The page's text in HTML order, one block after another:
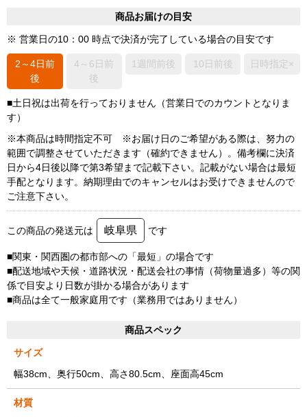
商品お届けの目安
※ 営業日の10：00 時点で決済が完了している場合の目安です
2～4日前
後
4～6日前
後
1週間前後 10日前後 日時指定×
■土日祝は出荷を行っておりません（営業日でのカウントとなりま
す）
※本商品は時間指定不可 ※お届け日のご希望がある際は、努力の
範囲で調整させていただきます（確約できません）。備考欄に決済
日から4日後以降で第3希望まで記載下さい。記載がない場合は最短
手配となります。納期理由でのキャンセルはお受けできませんので
ご注意下さい。
この商品の発送元は 岐阜県 です
■関東・関西圏の都市部への「最短」の場合です
■配送地域や天候・道路状況・配送会社の事情（荷物量過多）等の関
係で目安より日数が掛かる場合があります
■商品は全て一般家庭用です（業務用ではありません）
商品スペック
サイズ
幅38cm、奥行50cm、高さ80.5cm、座面高45cm
材質